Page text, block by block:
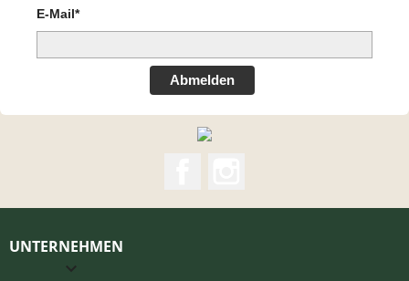
E-Mail*
Abmelden
UNTERNEHMEN
